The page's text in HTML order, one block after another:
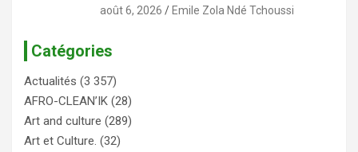
août 6, 2026 Emile Zola Ndé Tchoussi
Catégories
Actualités (3 357)
AFRO-CLEAN’IK (28)
Art and culture (289)
Art et Culture. (32)